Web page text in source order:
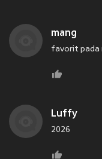
mang
favorit pada
Luffy
2026